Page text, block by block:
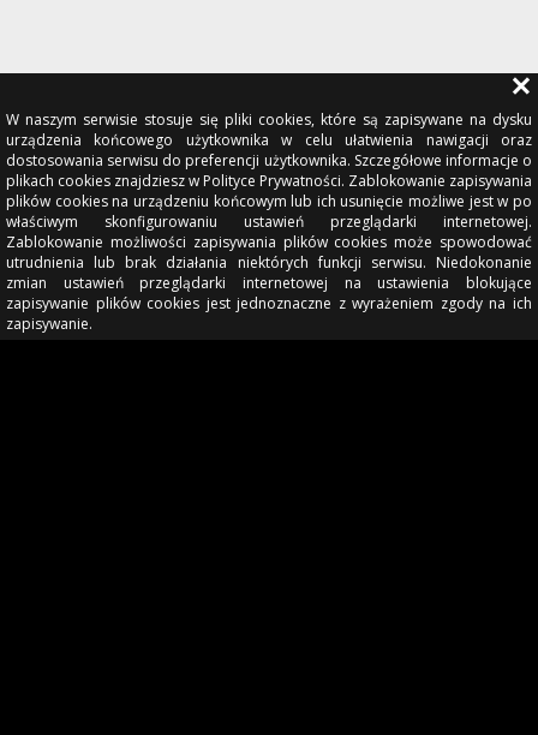
W naszym serwisie stosuje się pliki cookies, które są zapisywane na dysku
urządzenia końcowego użytkownika w celu ułatwienia nawigacji oraz
dostosowania serwisu do preferencji użytkownika. Szczegółowe informacje o
plikach cookies znajdziesz w Polityce Prywatności. Zablokowanie zapisywania
plików cookies na urządzeniu końcowym lub ich usunięcie możliwe jest w po
właściwym skonfigurowaniu ustawień przeglądarki internetowej.
Zablokowanie możliwości zapisywania plików cookies może spowodować
utrudnienia lub brak działania niektórych funkcji serwisu. Niedokonanie
zmian ustawień przeglądarki internetowej na ustawienia blokujące
zapisywanie plików cookies jest jednoznaczne z wyrażeniem zgody na ich
zapisywanie.